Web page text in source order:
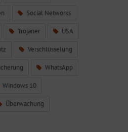
Social Networks
Trojaner USA
Verschlüsselung
WhatsApp
Windows 10
Überwachung